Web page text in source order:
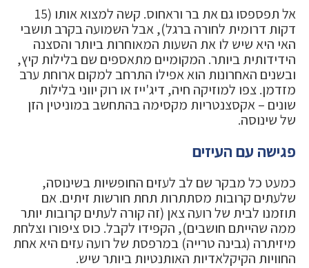
אל תפספסו גם את בר וראחוס. קשה למצוא אותו (15
דקות דרומית לחורה ברגל), אבל השמועה בקרב תושבי
האי היא שיש לו את השעות המאוחרות ביותר והסצנה
הידידותית ביותר. המקומיים מתאספים שם בלילות קיץ,
ובשנים האחרונות הוא אפילו התרחב למקום ארוחת ערב
מזדמן. צפו למוזיקה חיה, דיג'ייז או רוק יווני בלילות
שונים – אקסצנטריות מקסימה בהתחשב במוניטין הזן
של שינוסה.
פגישה עם העיזים
כמעט כל מבקר שם לב לעזים החופשיות בשינוסה,
שלעתים קרובות מסתתרות תחת חורשות זיתים. אם
תוזמנו לבית של רועה צאן (זה קורה לעתים קרובות יותר
ממה שהייתם חושבים), הקפידו לקבל. כוס ציפורו וצלחת
מיזיתרה (גבינה טרייה) במרפסת של רועה עזים היא אחת
החוויות הקיקלאדיות האותנטיות ביותר שיש.